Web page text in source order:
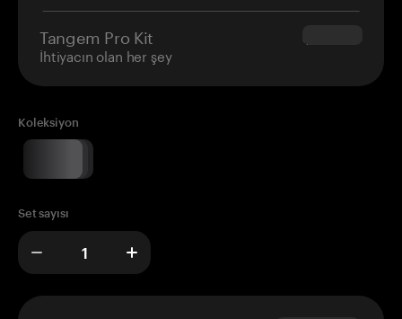
Tangem Pro Kit
İhtiyacın olan her şey
$180.00
Koleksiyon
Set sayısı